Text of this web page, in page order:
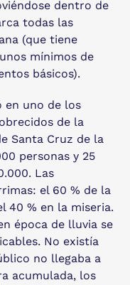
dentro de
todas las
(que tiene
mínimos de
básicos).
en uno de los
de la
Santa Cruz de la
personas y 25
Las
el 60 % de la
40 % en la miseria.
época de lluvia se
No existía
no llegaba a
acumulada, los